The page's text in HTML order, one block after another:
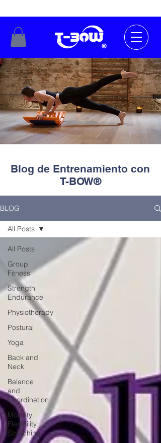
Blog de Entrenamiento con
T-BOW®
BLOG
All Posts
Group
Fitness
Strength
Endurance
Physiotherapy
Postural
Yoga
Back and
Neck
Balance
and
Coordination
Mobility
Flexibility
Stretching
All Posts